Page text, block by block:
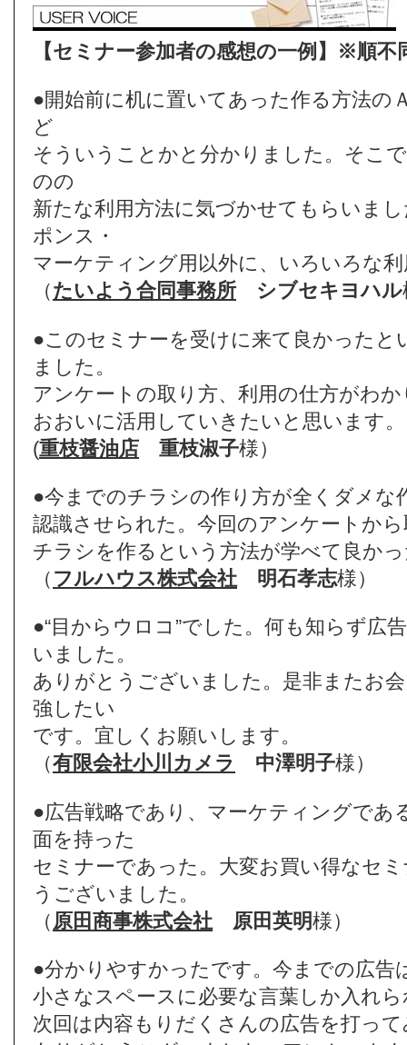
【セミナー参加者の感想の一例】※順不
●開始前に机に置いてあった作る方法の
ど
そういうことかと分かりました。そこ
のの
新たな利用方法に気づかせてもらいま
ポンス・
マーケティング用以外に、いろいろな
（たいよう合同事務所 シブセキヨハル
●このセミナーを受けに来て良かったと
ました。
アンケートの取り方、利用の仕方がわ
おおいに活用していきたいと思います。
(重枝醤油店 重枝淑子様）
●今までのチラシの作り方が全くダメな
認識させられた。今回のアンケートか
チラシを作るという方法が学べて良か
（ フルハウス株式会社 明石孝志様）
●“目からウロコ”でした。何も知らず広
いました。
ありがとうございました。是非またお
強したい
です。宜しくお願いします。
（有限会社小川カメラ 中澤明子様）
●広告戦略であり、マーケティングであ
面を持った
セミナーであった。大変お買い得なセ
うございました。
（ 原田商事株式会社 原田英明様）
●分かりやすかったです。今までの広告
小さなスペースに必要な言葉しか入れ
次回は内容もりだくさんの広告を打っ